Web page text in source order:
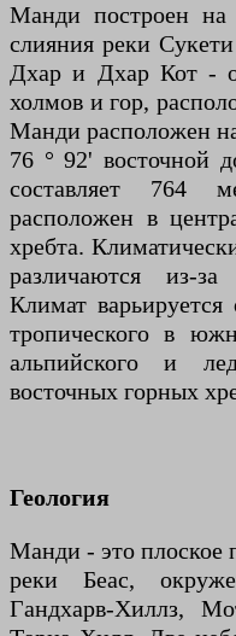
Манди построен на
слияния реки
Дхар и Дхар Кот -
холмов и гор,
Манди расположен
76 ° 92' восточной
составляет 764
расположен в
хребта.
различаются из-
Климат
тропического в
альпийского и
восточных горных
Геология
Манди - это плоское
реки Беас,
Гандхарв-Хиллз,